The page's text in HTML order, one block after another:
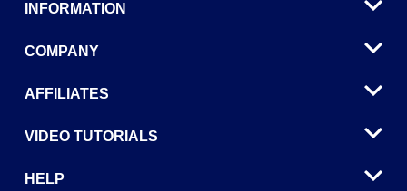
INFORMATION
COMPANY
AFFILIATES
VIDEO TUTORIALS
HELP